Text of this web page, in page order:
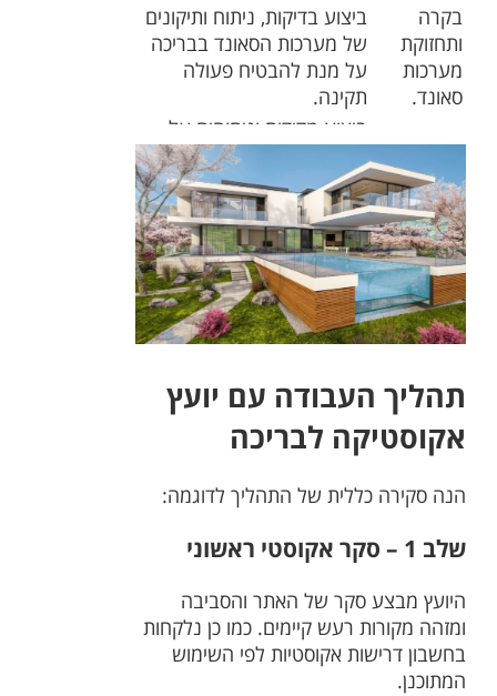
בקרה
ותחזוקת
מערכות
סאונד.
ביצוע בדיקות, ניתוח ותיקונים
של מערכות הסאונד בבריכה
על מנת להבטיח פעולה
תקינה.
אקוסטיקה.
ביצוע מדידות וניתוחים על
מנת להעריך את איכות
הסאונד בבריכה ולתקן בעיות
אקוסטיות.
עיצוב
ואסתטיקה
של סביבת
הסאונד.
יישום עקרונות עיצוב אקוסטי
ואסתטיקה על מנת ליצור
סביבת סאונד מותאמת
ומרהיבה.
אישית.
ייעוץ אישי והתאמה לצרכי
צרכים פונקציונליים וסגנון
אסתטי.
תהליך העבודה עם יועץ
אקוסטיקה לבריכה
הנה סקירה כללית של התהליך לדוגמה:
שלב 1 – סקר אקוסטי ראשוני
היועץ מבצע סקר של האתר והסביבה
ומזהה מקורות רעש קיימים. כמו כן נלקחות
בחשבון דרישות אקוסטיות לפי השימוש
המתוכנן.